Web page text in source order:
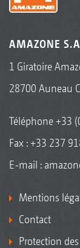
AMAZONE
1 Giratoire
28700 Auneau
Téléphone+33
Fax : +33 237
E-mail :
Mentions
Contact
Protection